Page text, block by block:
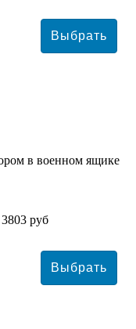
в военном ящике
3803 руб